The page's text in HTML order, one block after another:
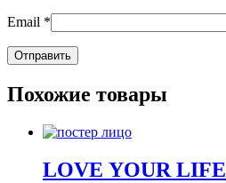
Email *
Похожие товары
LOVE YOUR LIFE